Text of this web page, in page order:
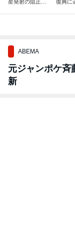
星発射の阻止に
復興に
ABEMA
元ジャンポケ斉
新